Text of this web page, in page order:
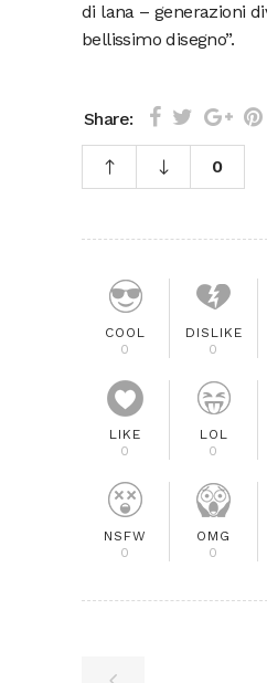
di lana – generazioni
bellissimo disegno”.
Share:
0
COOL
0
DISLIKE
0
LIKE
0
LOL
0
NSFW
0
OMG
0